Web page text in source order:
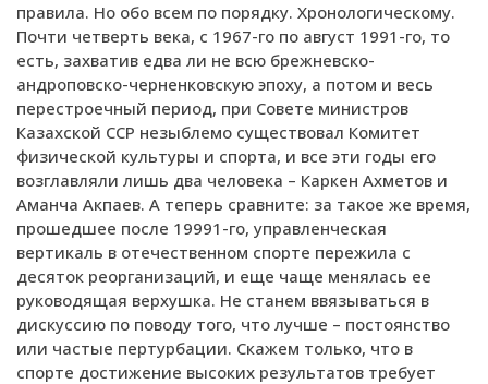
правила. Но обо всем по порядку. Хронологическому.
Почти четверть века, с 1967-го по август 1991-го, то
есть, захватив едва ли не всю брежневско-
андроповско-черненковскую эпоху, а потом и весь
перестроечный период, при Совете министров
Казахской ССР незыблемо существовал Комитет
физической культуры и спорта, и все эти годы его
возглавляли лишь два человека – Каркен Ахметов и
Аманча Акпаев. А теперь сравните: за такое же время,
прошедшее после 19991-го, управленческая
вертикаль в отечественном спорте пережила с
десяток реорганизаций, и еще чаще менялась ее
руководящая верхушка. Не станем ввязываться в
дискуссию по поводу того, что лучше – постоянство
или частые пертурбации. Скажем только, что в
спорте достижение высоких результатов требует